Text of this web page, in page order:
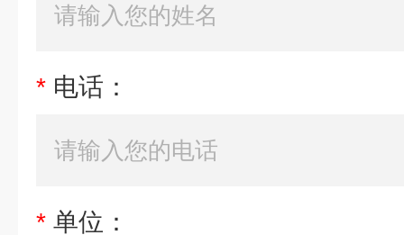
* 电话：
* 单位：